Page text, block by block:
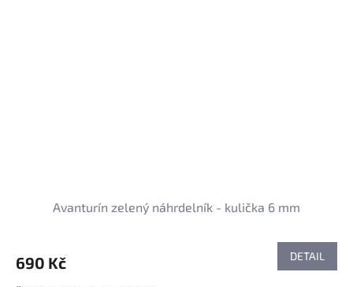
Avanturín zelený náhrdelník - kulička 6 mm
690 Kč DETAIL